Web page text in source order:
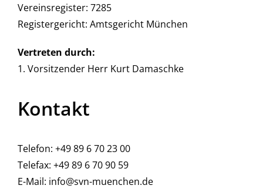
Vereinsregister: 7285
Registergericht: Amtsgericht München
Vertreten durch:
1. Vorsitzender Herr Kurt Damaschke
Kontakt
Telefon: +49 89 6 70 23 00
Telefax: +49 89 6 70 90 59
E-Mail: info@svn-muenchen.de